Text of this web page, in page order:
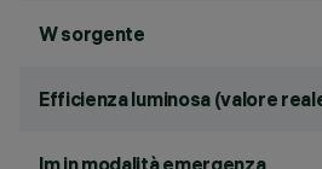
W sorgente
Efficienza luminosa (valore
lm in modalità emergenza